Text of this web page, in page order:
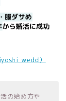
）
の始め方や